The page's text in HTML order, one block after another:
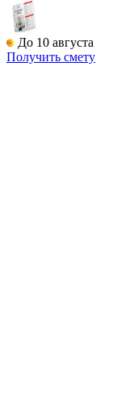
До 10 августа
Получить смету